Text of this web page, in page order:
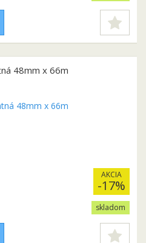
48mm x 66m
AKCIA
-17%
skladom